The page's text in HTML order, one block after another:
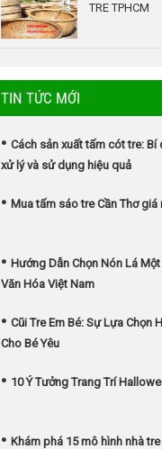
TRE TPHCM
TIN TỨC MỚI
Cách sản xuất tấm cót tre: Bí
xử lý và sử dụng hiệu quả
Mua tấm sáo tre Cần Thơ giá
Hướng Dẫn Chọn Nón Lá
Văn Hóa Việt Nam
Cũi Tre Em Bé: Sự Lựa Chọn
Cho Bé Yêu
10 Ý Tưởng Trang Trí
Khám phá 15 mô hình nhà